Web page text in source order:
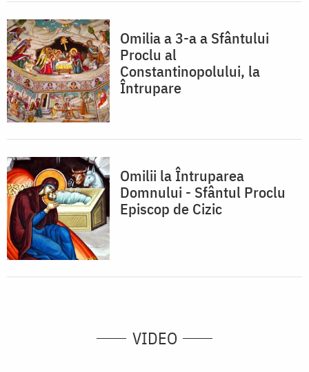
Omilia a 3-a a Sfântului
Proclu al
Constantinopolului, la
Întrupare
Omilii la Întruparea
Domnului - Sfântul Proclu
Episcop de Cizic
VIDEO